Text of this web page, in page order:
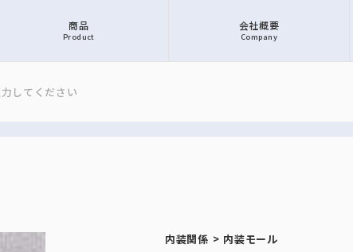
商品
Product
会社概要
Company
内装関係 > 内装モール